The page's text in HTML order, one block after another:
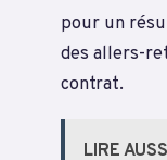
pour un
des allers-
contrat.
LIRE